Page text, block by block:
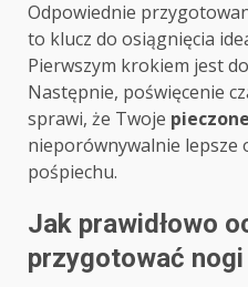
Odpowiednie
to klucz do osiągnięcia
Pierwszym krokiem jest
Następnie, poświęcenie
sprawi, że Twoje
nieporównywalnie lepsze
pośpiechu.
Jak prawidłowo
przygotować